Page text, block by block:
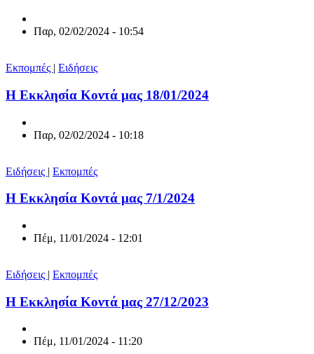
Παρ, 02/02/2024 - 10:54
Εκπομπές | Ειδήσεις
Η Εκκλησία Κοντά μας 18/01/2024
Παρ, 02/02/2024 - 10:18
Ειδήσεις | Εκπομπές
Η Εκκλησία Κοντά μας 7/1/2024
Πέμ, 11/01/2024 - 12:01
Ειδήσεις | Εκπομπές
Η Εκκλησία Κοντά μας 27/12/2023
Πέμ, 11/01/2024 - 11:20